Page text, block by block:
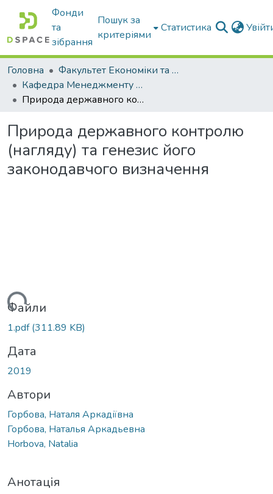
Фонди
та
зібрання
Пошук за
критеріями
Статистика
Головна
Факультет Економіки та бізнесу
Кафедра Менеджменту та публічного адміністрування
Природа державного контролю (нагляду) та генезис його законодавчого визначення
Природа державного контролю
(нагляду) та генезис його
законодавчого визначення
Файли
1.pdf(311.89 KB)
Дата
2019
Автори
Горбова, Наталя Аркадіївна
Горбова, Наталья Аркадьевна
Horbova, Natalia
Анотація